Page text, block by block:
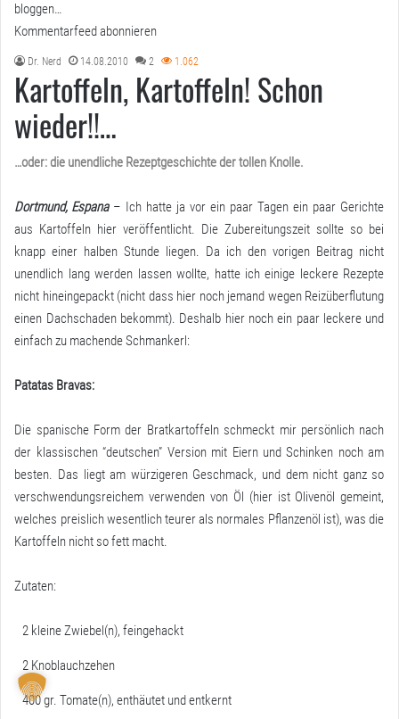
bloggen…
Kommentarfeed abonnieren
Dr. Nerd 14.08.2010 2 1.062
Kartoffeln, Kartoffeln! Schon
wieder!!…
…oder: die unendliche Rezeptgeschichte der tollen Knolle.
Dortmund, Espana– Ich hatte ja vor ein paar Tagen ein paar Gerichte
aus Kartoffeln hier veröffentlicht. Die Zubereitungszeit sollte so bei
knapp einer halben Stunde liegen. Da ich den vorigen Beitrag nicht
unendlich lang werden lassen wollte, hatte ich einige leckere Rezepte
nicht hineingepackt (nicht dass hier noch jemand wegen Reizüberflutung
einen Dachschaden bekommt). Deshalb hier noch ein paar leckere und
einfach zu machende Schmankerl:
Patatas Bravas:
Die spanische Form der Bratkartoffeln schmeckt mir persönlich nach
der klassischen “deutschen” Version mit Eiern und Schinken noch am
besten. Das liegt am würzigeren Geschmack, und dem nicht ganz so
verschwendungsreichem verwenden von Öl (hier ist Olivenöl gemeint,
welches preislich wesentlich teurer als normales Pflanzenöl ist), was die
Kartoffeln nicht so fett macht.
Zutaten:
2 kleine Zwiebel(n), feingehackt
2 Knoblauchzehen
400 gr. Tomate(n), enthäutet und entkernt